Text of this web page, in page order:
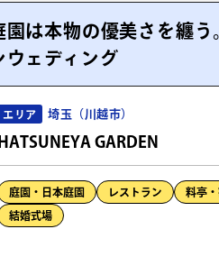
は本物の優美さを纏う
ウェディング
エリア 埼玉（川越市）
HATSUNEYA GARDEN
庭園・日本庭園 レストラン 料亭
結婚式場